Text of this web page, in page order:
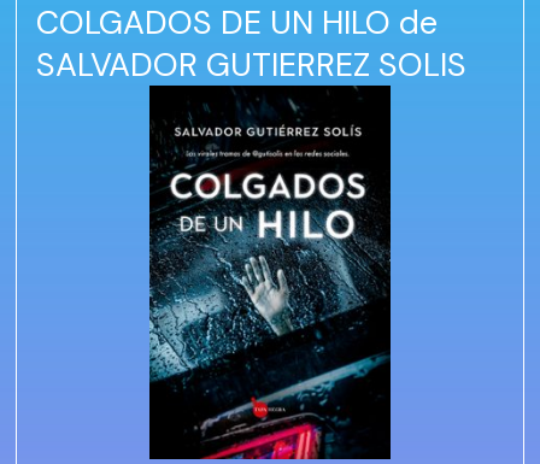
COLGADOS DE UN HILO de
SALVADOR GUTIERREZ SOLIS